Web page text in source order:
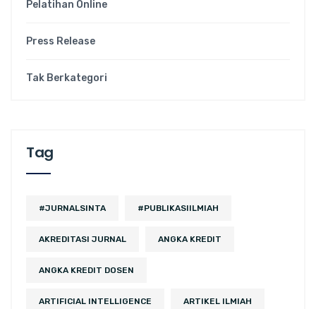
Pelatihan Online
Press Release
Tak Berkategori
Tag
#JURNALSINTA #PUBLIKASIILMIAH
AKREDITASI JURNAL ANGKA KREDIT
ANGKA KREDIT DOSEN
ARTIFICIAL INTELLIGENCE ARTIKEL ILMIAH